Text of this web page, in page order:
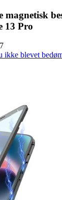
magnetisk
13 Pro
ikke blevet